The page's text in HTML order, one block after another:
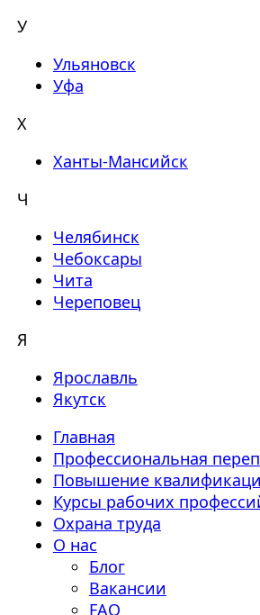
У
Ульяновск
Уфа
Х
Ханты-Мансийск
Ч
Челябинск
Чебоксары
Чита
Череповец
Я
Ярославль
Якутск
Главная
Профессиональная
Повышение
Курсы рабочих
Охрана труда
О нас
Блог
Вакансии
FAQ